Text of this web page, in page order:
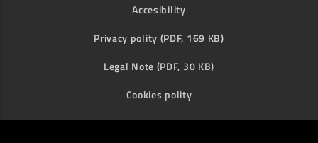
Accesibility
Privacy polity (PDF, 169 KB)
Legal Note (PDF, 30 KB)
Cookies polity